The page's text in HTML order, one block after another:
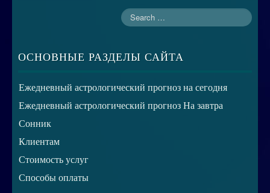
ОСНОВНЫЕ РАЗДЕЛЫ САЙТА
Ежедневный астрологический прогноз на сегодня
Ежедневный астрологический прогноз На завтра
Сонник
Клиентам
Стоимость услуг
Способы оплаты